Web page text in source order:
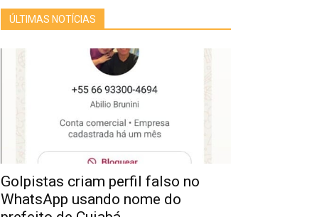
ÚLTIMAS NOTÍCIAS
Golpistas criam perfil falso no
WhatsApp usando nome do